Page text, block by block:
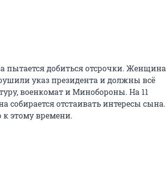
пытается добиться отсрочки. Женщина
указ президента и должны всё
военкомат и Минобороны. На 11
собирается отстаивать интересы сына.
этому времени.